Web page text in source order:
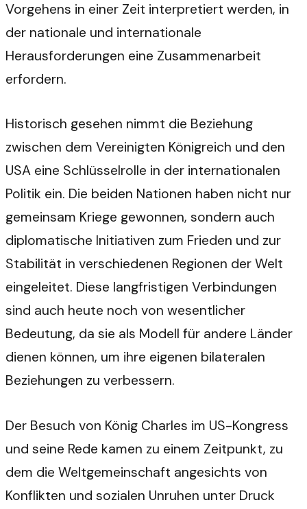
Vorgehens in einer Zeit interpretiert werden, in
der nationale und internationale
Herausforderungen eine Zusammenarbeit
erfordern.
Historisch gesehen nimmt die Beziehung
zwischen dem Vereinigten Königreich und den
USA eine Schlüsselrolle in der internationalen
Politik ein. Die beiden Nationen haben nicht nur
gemeinsam Kriege gewonnen, sondern auch
diplomatische Initiativen zum Frieden und zur
Stabilität in verschiedenen Regionen der Welt
eingeleitet. Diese langfristigen Verbindungen
sind auch heute noch von wesentlicher
Bedeutung, da sie als Modell für andere Länder
dienen können, um ihre eigenen bilateralen
Beziehungen zu verbessern.
Der Besuch von König Charles im US-Kongress
und seine Rede kamen zu einem Zeitpunkt, zu
dem die Weltgemeinschaft angesichts von
Konflikten und sozialen Unruhen unter Druck